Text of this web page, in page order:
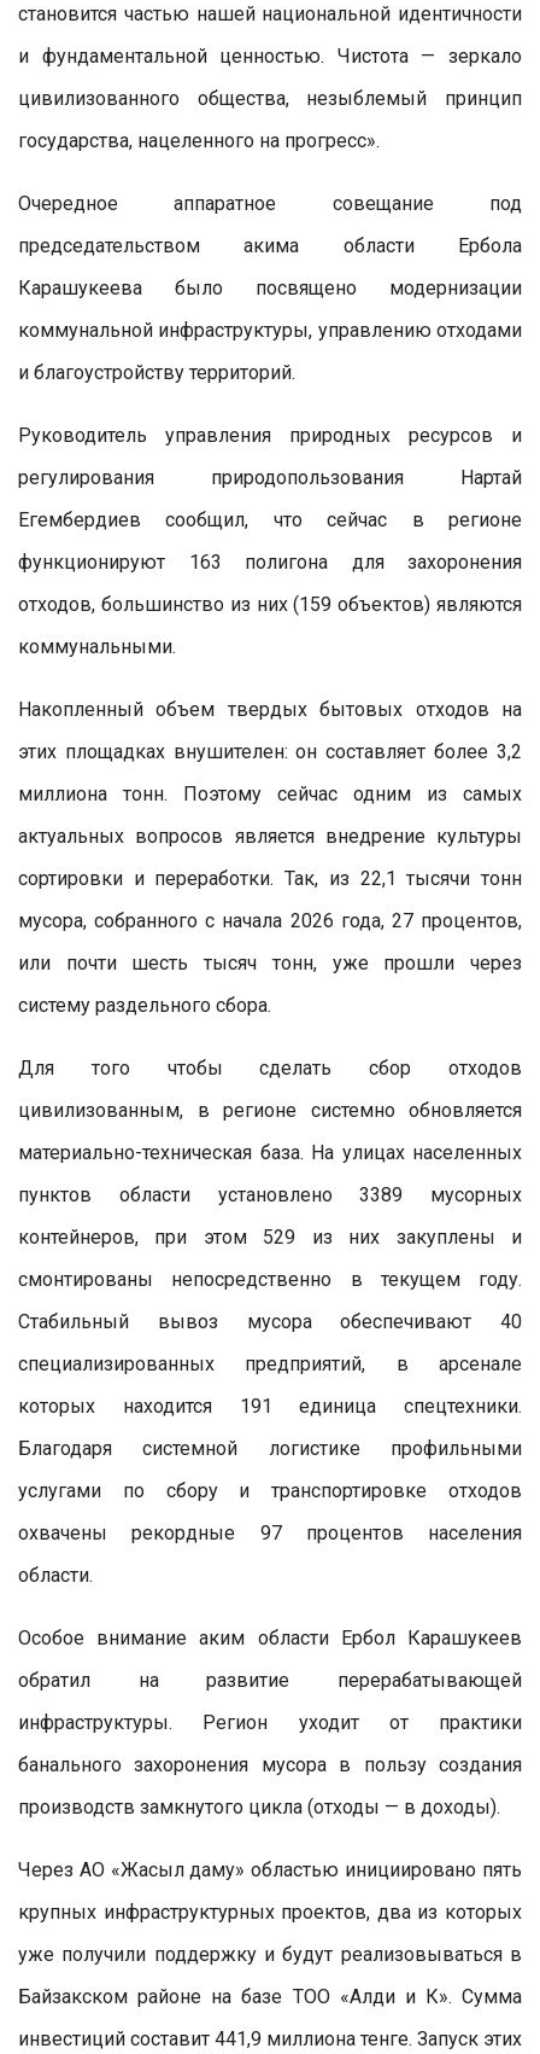
становится частью нашей национальной идентичности
и фундаментальной ценностью. Чистота — зеркало
цивилизованного общества, незыблемый принцип
государства, нацеленного на прогресс».
Очередное аппаратное совещание под
председательством акима области Ербола
Карашукеева было посвящено модернизации
коммунальной инфраструктуры, управлению отходами
и благоустройству территорий.
Руководитель управления природных ресурсов и
регулирования природопользования Нартай
Егембердиев сообщил, что сейчас в регионе
функционируют 163 полигона для захоронения
отходов, большинство из них (159 объектов) являются
коммунальными.
Накопленный объем твердых бытовых отходов на
этих площадках внушителен: он составляет более 3,2
миллиона тонн. Поэтому сейчас одним из самых
актуальных вопросов является внедрение культуры
сортировки и переработки. Так, из 22,1 тысячи тонн
мусора, собранного с начала 2026 года, 27 процентов,
или почти шесть тысяч тонн, уже прошли через
систему раздельного сбора.
Для того чтобы сделать сбор отходов
цивилизованным, в регионе системно обновляется
материально-техническая база. На улицах населенных
пунктов области установлено 3389 мусорных
контейнеров, при этом 529 из них закуплены и
смонтированы непосредственно в текущем году.
Стабильный вывоз мусора обеспечивают 40
специализированных предприятий, в арсенале
которых находится 191 единица спецтехники.
Благодаря системной логистике профильными
услугами по сбору и транспортировке отходов
охвачены рекордные 97 процентов населения
области.
Особое внимание аким области Ербол Карашукеев
обратил на развитие перерабатывающей
инфраструктуры. Регион уходит от практики
банального захоронения мусора в пользу создания
производств замкнутого цикла (отходы — в доходы).
Через АО «Жасыл даму» областью инициировано пять
крупных инфраструктурных проектов, два из которых
уже получили поддержку и будут реализовываться в
Байзакском районе на базе ТОО «Алди и К». Сумма
инвестиций составит 441,9 миллиона тенге. Запуск этих